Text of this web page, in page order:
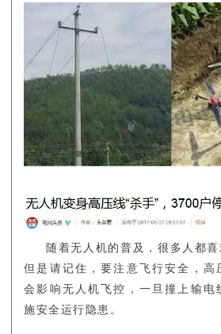
随着无人机的普及，很多人都喜
但是请记住，要注意飞行安全，高
会影响无人机飞控，一旦撞上输电
施安全运行隐患。